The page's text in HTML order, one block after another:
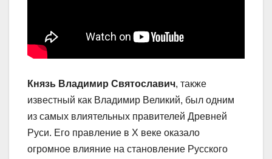
Князь Владимир Святославич, также
известный как Владимир Великий, был одним
из самых влиятельных правителей Древней
Руси. Его правление в X веке оказало
огромное влияние на становление Русского